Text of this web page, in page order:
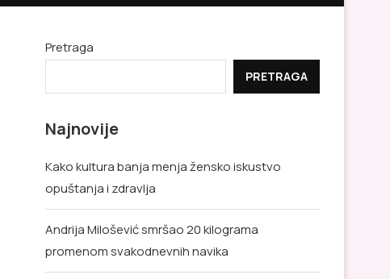
Pretraga
PRETRAGA
Najnovije
Kako kultura banja menja žensko iskustvo
opuštanja i zdravlja
Andrija Milošević smršao 20 kilograma
promenom svakodnevnih navika